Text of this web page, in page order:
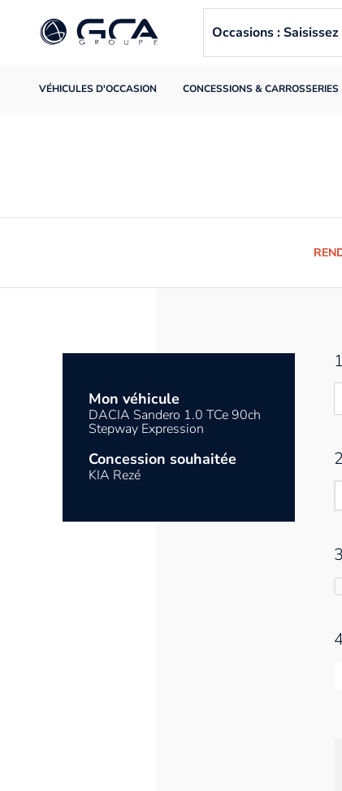
VÉHICULES D'OCCASION CONCESSIONS & CARROSSERIES
Occasions :
Mon véhicule
DACIA Sandero 1.0 TCe 90ch
Stepway Expression
Concession souhaitée
KIA Rezé